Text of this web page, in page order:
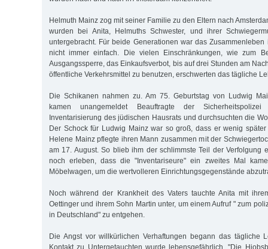
Helmuth Mainz zog mit seiner Familie zu den Eltern nach
wurden bei Anita, Helmuths Schwester, und ihrer
untergebracht. Für beide Generationen war das
nicht immer einfach. Die vielen Einschränkungen, wie zum
Ausgangssperre, das Einkaufsverbot, bis auf drei Stunden am
öffentliche Verkehrsmittel zu benutzen, erschwerten das tägliche
Die Schikanen nahmen zu. Am 75. Geburtstag von Ludwig
kamen unangemeldet Beauftragte der
Inventarisierung des jüdischen Hausrats und durchsuchten die
Der Schock für Ludwig Mainz war so groß, dass er wenig
Helene Mainz pflegte ihren Mann zusammen mit der
am 17. August. So blieb ihm der schlimmste Teil der Verfolgung
noch erleben, dass die "Inventariseure" ein zweites Mal
Möbelwagen, um die wertvolleren Einrichtungsgegenstände
Noch während der Krankheit des Vaters tauchte Anita mit
Oettinger und ihrem Sohn Martin unter, um einem Aufruf " zum
in Deutschland" zu entgehen.
Die Angst vor willkürlichen Verhaftungen begann das tägliche
Kontakt zu Untergetauchten wurde lebensgefährlich. "Die